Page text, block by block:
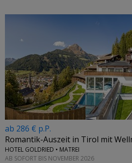
ab 286 € p.P.
Romantik-Auszeit in Tirol mit
HOTEL GOLDRIED • MATREI
AB SOFORT BIS NOVEMBER 2026